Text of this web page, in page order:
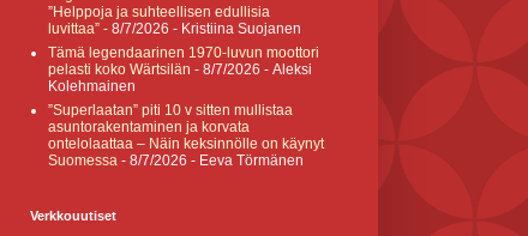
”Helppoja ja suhteellisen edullisia
luvittaa” - 8/7/2026 - Kristiina Suojanen
Tämä legendaarinen 1970-luvun moottori
pelasti koko Wärtsilän - 8/7/2026 - Aleksi
Kolehmainen
”Superlaatan” piti 10 v sitten mullistaa
asuntorakentaminen ja korvata
ontelolaattaa – Näin keksinnölle on käynyt
Suomessa - 8/7/2026 - Eeva Törmänen
Verkkouutiset